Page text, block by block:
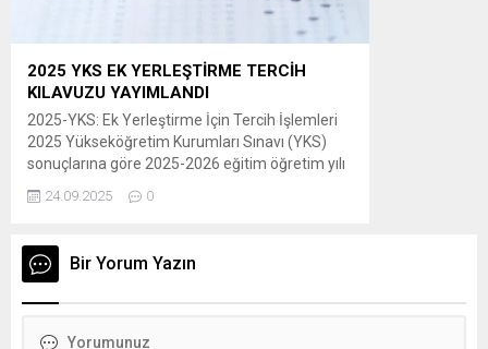
sayısal bilgiler Ek’te sunulmuştur. Adaylara ve
2025 YKS EK YERLEŞTİRME TERCİH
KILAVUZU YAYIMLANDI
2025-YKS: Ek Yerleştirme İçin Tercih İşlemleri
2025 Yükseköğretim Kurumları Sınavı (YKS)
sonuçlarına göre 2025-2026 eğitim öğretim yılı
yerleştirme işlemleri, ÖSYM tarafından
için tercihlerini, 25-30 Eylül 2025 tarihleri
arasında T.C. kimlik numarası ve şifresiyle
Uygulaması’ndan bireysel olarak...
24.09.2025 0
Bir Yorum Yazın